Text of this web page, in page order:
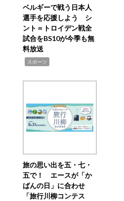
ベルギーで戦う日本人
選手を応援しよう シ
ント＝トロイデン戦全
試合をBS10が今季も無
料放送
スポーツ
旅の思い出を五・七・
五で！ エースが「か
ばんの日」に合わせ
「旅行川柳コンテス